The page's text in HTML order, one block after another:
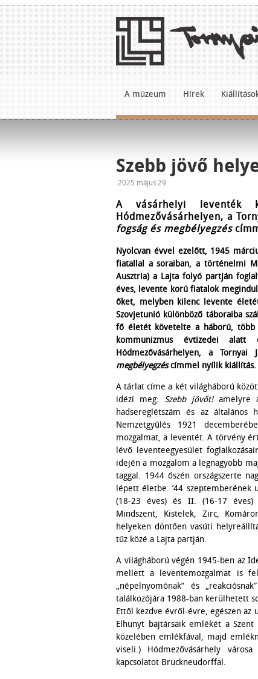
A múzeum Hírek
Szebb jövő
2025 május 29.
A vásárhelyi leventék
Hódmezővásárhelyen, a
fogság és megbélyegzés
Nyolcvan évvel ezelőtt, 1945
fiatallal a soraiban, a történelmi
Ausztria) a Lajta folyó partján
éves, levente korú fiatalok
őket, melyben kilenc levente
Szovjetunió különböző táboraiba
fő életét követelte a háború, több
kommunizmus évtizedei alatt
Hódmezővásárhelyen, a Tornyai
megbélyegzéscímmel nyílik kiállítás.
A tárlat címe a két világháború
idézi meg: Szebb jövőt!amelyre
hadsereglétszám és az általános
Nemzetgyűlés 1921
mozgalmat, a leventét. A törvény
lévő leventeegyesület
idején a mozgalom a legnagyobb
taggal. 1944 őszén országszerte
lépett életbe. ’44 szeptemberének
(18-23 éves) és II. (16-17 éves)
Mindszent, Kistelek, Zirc,
helyeken döntően vasúti
tűz közé a Lajta partján.
A világháború végén 1945-ben az
mellett a leventemozgalmat is
„népelnyomónak” és
találkozójára 1988-ban kerülhetett
Ettől kezdve évről-évre, egészen az
Elhunyt bajtársaik emlékét a
közelében emlékfával, majd
viseli.) Hódmezővásárhely
kapcsolatot Bruckneudorffal.